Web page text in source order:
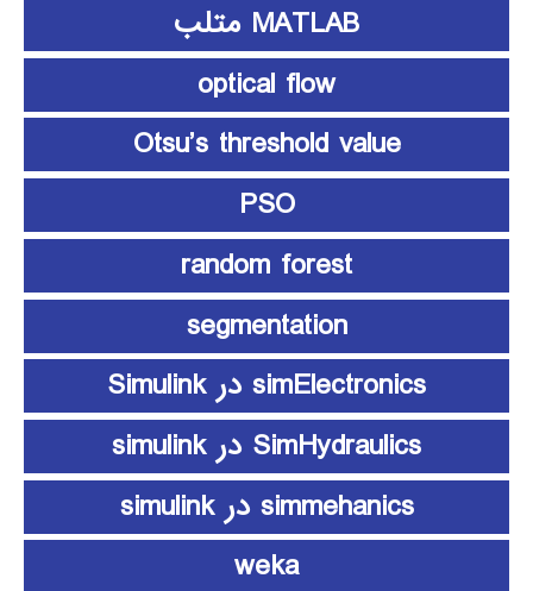
MATLAB متلب
optical flow
Otsu’s threshold value
PSO
random forest
segmentation
simElectronics در Simulink
SimHydraulics در simulink
simmehanics در simulink
weka